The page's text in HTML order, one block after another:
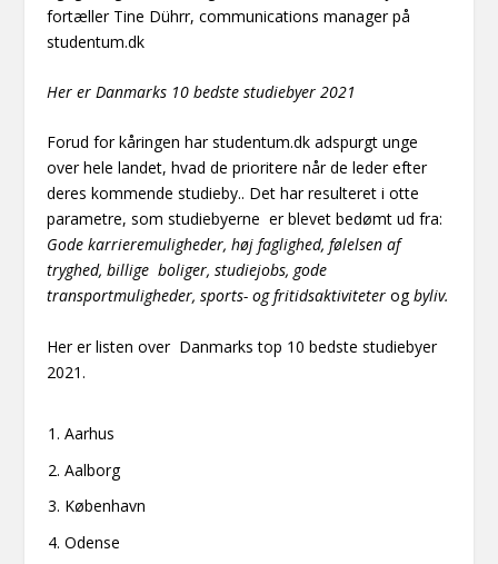
fortæller Tine Dührr, communications manager på
studentum.dk
Her er Danmarks 10 bedste studiebyer 2021
Forud for kåringen har studentum.dk adspurgt unge
over hele landet, hvad de prioritere når de leder efter
deres kommende studieby.. Det har resulteret i otte
parametre, som studiebyerne er blevet bedømt ud fra:
Gode karrieremuligheder, høj faglighed, følelsen af
tryghed, billige boliger, studiejobs, gode
transportmuligheder, sports- og fritidsaktiviteterogbyliv.
Her er listen over Danmarks top 10 bedste studiebyer
2021.
Aarhus
Aalborg
København
Odense